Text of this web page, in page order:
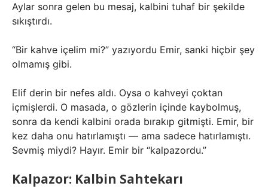
Aylar sonra gelen bu mesaj, kalbini tuhaf bir şekilde
sıkıştırdı.
“Bir kahve içelim mi?” yazıyordu Emir, sanki hiçbir şey
olmamış gibi.
Elif derin bir nefes aldı. Oysa o kahveyi çoktan
içmişlerdi. O masada, o gözlerin içinde kaybolmuş,
sonra da kendi kalbini orada bırakıp gitmişti. Emir, bir
kez daha onu hatırlamıştı — ama sadece hatırlamıştı.
Sevmiş miydi? Hayır. Emir bir “kalpazordu.”
Kalpazor: Kalbin Sahtekarı